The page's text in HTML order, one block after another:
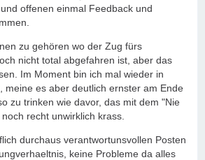
offenen einmal Feedback und
zu gehören wo der Zug fürs
nicht total abgefahren ist, aber das
Im Moment bin ich mal wieder in
meine es aber deutlich ernster am Ende
zu trinken wie davor, das mit dem "Nie
recht unwirklich krass.
durchaus verantwortunsvollen Posten
keine Probleme da alles